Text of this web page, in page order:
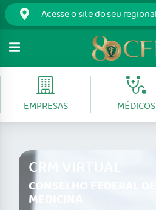
EMPRESAS MÉDICOS
CRM VIRTUAL
CONSELHO FEDERAL DE
MEDICINA